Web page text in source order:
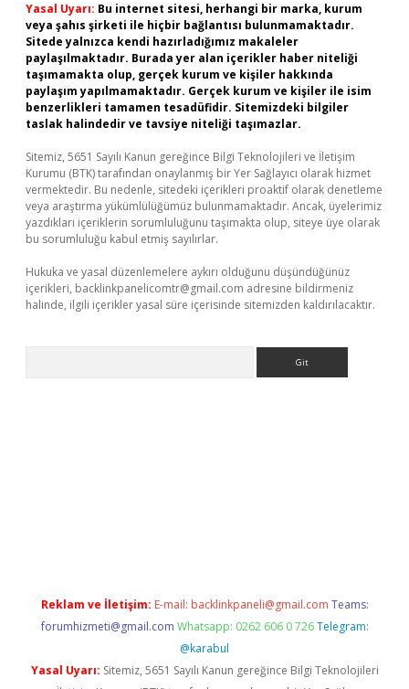
Yasal Uyarı: Bu internet sitesi, herhangi bir marka, kurum
veya şahıs şirketi ile hiçbir bağlantısı bulunmamaktadır.
Sitede yalnızca kendi hazırladığımız makaleler
paylaşılmaktadır. Burada yer alan içerikler haber niteliği
taşımamakta olup, gerçek kurum ve kişiler hakkında
paylaşım yapılmamaktadır. Gerçek kurum ve kişiler ile isim
benzerlikleri tamamen tesadüfidir. Sitemizdeki bilgiler
taslak halindedir ve tavsiye niteliği taşımazlar.
Sitemiz, 5651 Sayılı Kanun gereğince Bilgi Teknolojileri ve İletişim
Kurumu (BTK) tarafından onaylanmış bir Yer Sağlayıcı olarak hizmet
vermektedir. Bu nedenle, sitedeki içerikleri proaktif olarak denetleme
veya araştırma yükümlülüğümüz bulunmamaktadır. Ancak, üyelerimiz
yazdıkları içeriklerin sorumluluğunu taşımakta olup, siteye üye olarak
bu sorumluluğu kabul etmiş sayılırlar.
Hukuka ve yasal düzenlemelere aykırı olduğunu düşündüğünüz
içerikleri, backlinkpanelicomtr@gmail.com adresine bildirmeniz
halinde, ilgili içerikler yasal süre içerisinde sitemizden kaldırılacaktır.
Reklam ve İletişim: E-mail: backlinkpaneli@gmail.com Teams:
forumhizmeti@gmail.com Whatsapp: 0262 606 0 726 Telegram:
@karabul
Yasal Uyarı: Sitemiz, 5651 Sayılı Kanun gereğince Bilgi Teknolojileri